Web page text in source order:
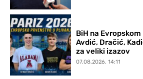
BiH na
Avdić, Dračić,
za veliki izazov
07.08.2026. 14:11